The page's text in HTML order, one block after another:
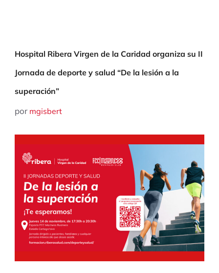
Hospital Ribera Virgen de la Caridad organiza su II
Jornada de deporte y salud “De la lesión a la
superación”
por mgisbert